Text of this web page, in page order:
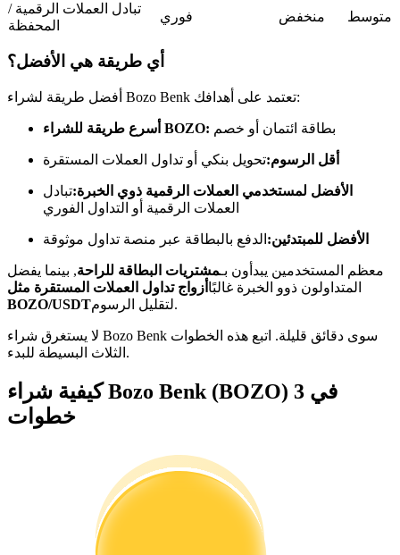
كن متداول نسخ
استمتع بتقاسم الأرباح وعمولات نسخ التداول
تحليل البيانات الضخمة بما في ذلك المعلومات التجارية، وما
تبادل العملات الرقمية /
المحفظة
فوري منخفض متوسط
أي طريقة هي الأفضل؟
أفضل طريقة لشراء Bozo Benk تعتمد على أهدافك:
أسرع طريقة للشراء BOZO: بطاقة ائتمان أو خصم
أقل الرسوم:تحويل بنكي أو تداول العملات المستقرة
الأفضل لمستخدمي العملات الرقمية ذوي الخبرة:تبادل
العملات الرقمية أو التداول الفوري
الأفضل للمبتدئين: الدفع بالبطاقة عبر منصة تداول موثوقة
معظم المستخدمين يبدأون بـمشتريات البطاقة للراحة, بينما يفضل
المتداولون ذوو الخبرة غالبًا أزواج تداول العملات المستقرة مثل
BOZO/USDT
لتقليل الرسوم.
لا يستغرق شراء Bozo Benk سوى دقائق قليلة. اتبع هذه الخطوات
الثلاث البسيطة للبدء.
كيفية شراء Bozo Benk (BOZO) في 3
خطوات